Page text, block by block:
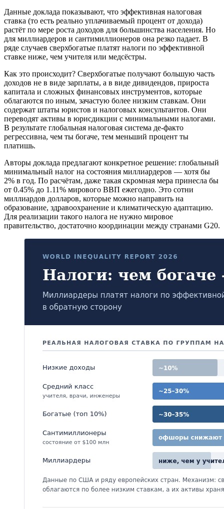
Данные доклада показывают, что эффективная налоговая
ставка (то есть реально уплачиваемый процент от дохода)
растёт по мере роста доходов для большинства населения. Но
для миллиардеров и сантимиллионеров она резко падает. В
ряде случаев сверхбогатые платят налоги по эффективной
ставке ниже, чем учителя или медсёстры.
Как это происходит? Сверхбогатые получают большую часть
доходов не в виде зарплаты, а в виде дивидендов, прироста
капитала и сложных финансовых инструментов, которые
облагаются по иным, зачастую более низким ставкам. Они
содержат штаты юристов и налоговых консультантов. Они
переводят активы в юрисдикции с минимальными налогами.
В результате глобальная налоговая система де-факто
регрессивна, чем ты богаче, тем меньший процент ты
платишь.
Авторы доклада предлагают конкретное решение: глобальный
минимальный налог на состояния миллиардеров — хотя бы
2% в год. По расчётам, даже такая скромная мера принесла бы
от 0.45% до 1.11% мирового ВВП ежегодно. Это сотни
миллиардов долларов, которые можно направить на
образование, здравоохранение и климатическую адаптацию.
Для реализации такого налога не нужно мировое
правительство, достаточно координации между странами G20.